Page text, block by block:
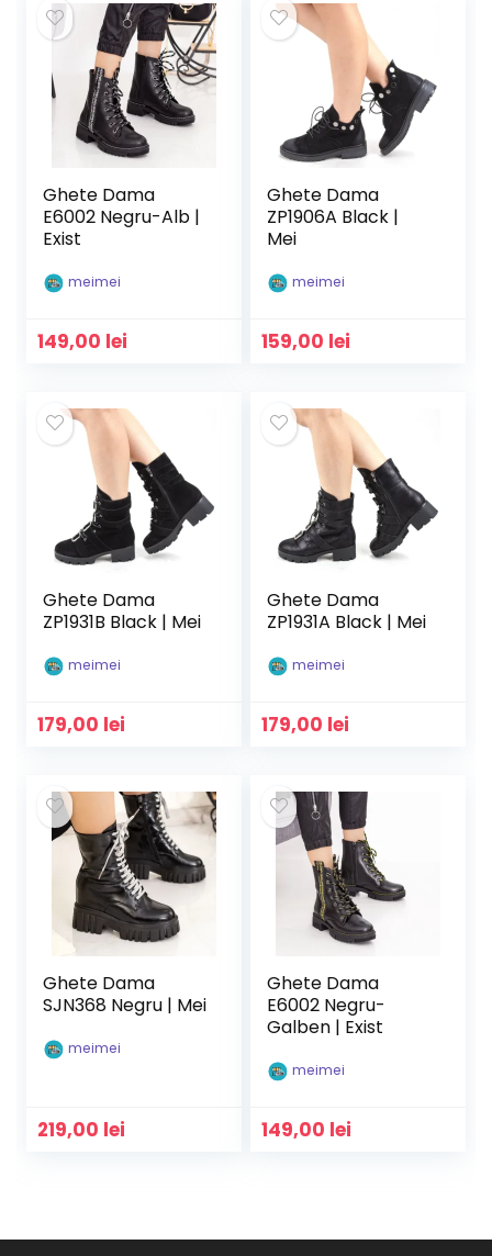
Ghete Dama
E6002 Negru-Alb |
Exist
meimei
149,00 lei
Ghete Dama
ZP1906A Black |
Mei
meimei
159,00 lei
Ghete Dama
ZP1931B Black | Mei
meimei
179,00 lei
Ghete Dama
ZP1931A Black | Mei
meimei
179,00 lei
Ghete Dama
SJN368 Negru | Mei
meimei
219,00 lei
Ghete Dama
E6002 Negru-
Galben | Exist
meimei
149,00 lei